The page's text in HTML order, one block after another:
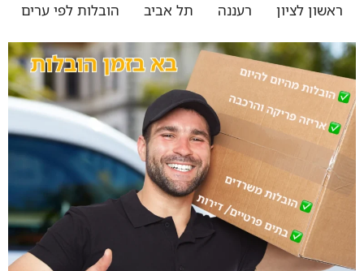
ראשון לציון
רעננה תל אביב הובלות לפי ערים